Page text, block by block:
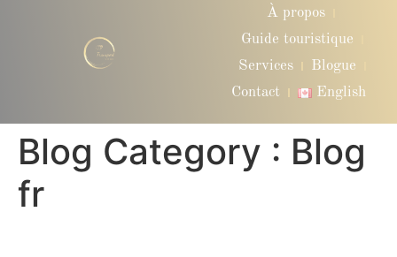
À propos
Guide touristique
Services
Blogue
Contact
English
Blog Category : Blog
fr